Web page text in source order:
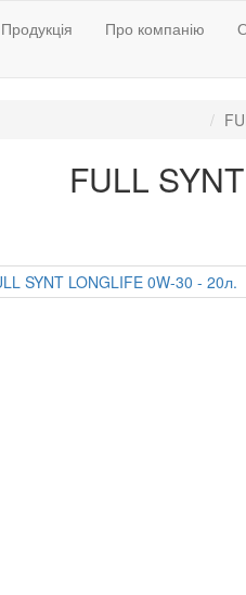
Продукція Про компанію
FULL